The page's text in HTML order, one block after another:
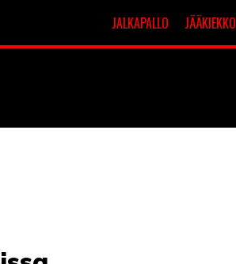
JALKAPALLO JÄÄKIEKKO